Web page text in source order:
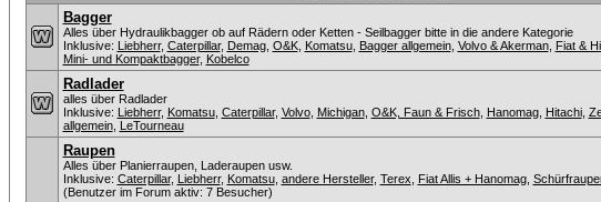
Bagger
Alles über Hydraulikbagger ob auf Rädern oder Ketten - Seilbagger bitte in die andere Kategorie
Inklusive: Liebherr, Caterpillar, Demag, O&K, Komatsu, Bagger allgemein, Volvo & Akerman, Fiat &
Mini- und Kompaktbagger, Kobelco
Radlader
alles über Radlader
Inklusive: Liebherr, Komatsu, Caterpillar, Volvo, Michigan, O&K, Faun & Frisch, Hanomag, Hitachi,
allgemein, LeTourneau
Raupen
Alles über Planierraupen, Laderaupen usw.
Inklusive: Caterpillar, Liebherr, Komatsu, andere Hersteller, Terex Fiat Allis + Hanomag,
(Benutzer im Forum aktiv: 7 Besucher)